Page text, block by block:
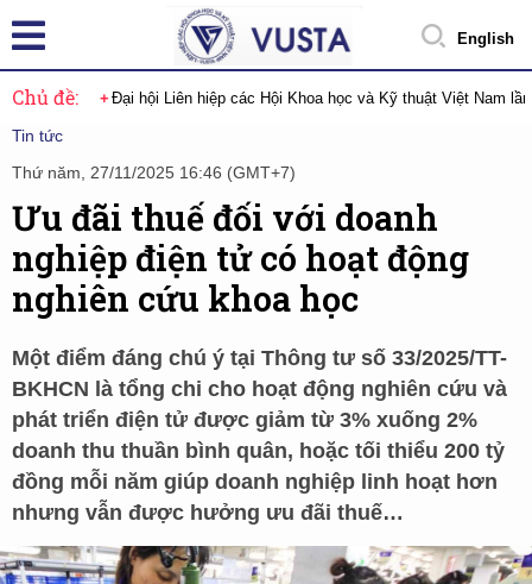
English
Chủ đề: Đại hội Liên hiệp các Hội Khoa học và Kỹ thuật Việt Nam
Tin tức
Thứ năm, 27/11/2025 16:46 (GMT+7)
Ưu đãi thuế đối với doanh
nghiệp điện tử có hoạt động
nghiên cứu khoa học
Một điểm đáng chú ý tại Thông tư số 33/2025/TT-
BKHCN là tổng chi cho hoạt động nghiên cứu và
phát triển điện tử được giảm từ 3% xuống 2%
doanh thu thuần bình quân, hoặc tối thiểu 200 tỷ
đồng mỗi năm giúp doanh nghiệp linh hoạt hơn
nhưng vẫn được hưởng ưu đãi thuế…